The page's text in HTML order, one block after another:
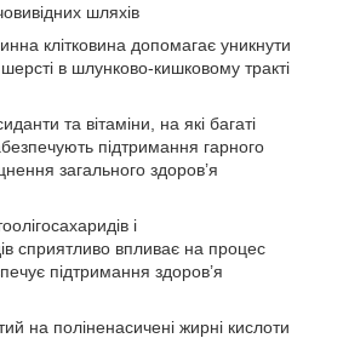
шляхів
клітковина допомагає уникнути
в шлунково-кишковому тракті
та вітаміни, на які багаті
підтримання гарного
загального здоров’я
і
сприятливо впливає на процес
підтримання здоров’я
на поліненасичені жирні кислоти